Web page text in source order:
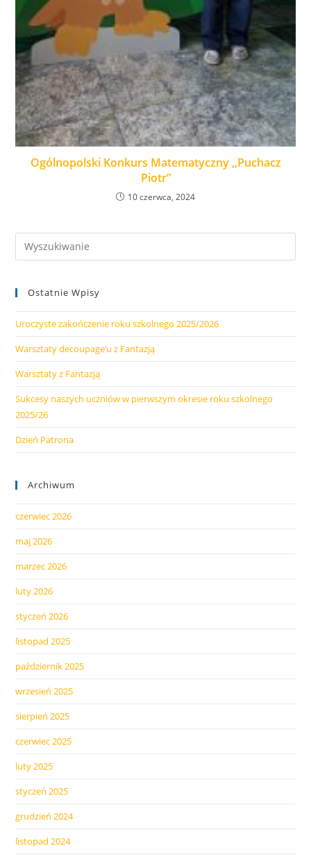
Ogólnopolski Konkurs Matematyczny ,,Puchacz
Piotr”
10 czerwca, 2024
Ostatnie Wpisy
Uroczyste zakończenie roku szkolnego 2025/2026
Warsztaty decoupage’u z Fantazją
Warsztaty z Fantazją
Sukcesy naszych uczniów w pierwszym okresie roku szkolnego
2025/26
Dzień Patrona
Archiwum
czerwiec 2026
maj 2026
marzec 2026
luty 2026
styczeń 2026
listopad 2025
październik 2025
wrzesień 2025
sierpień 2025
czerwiec 2025
luty 2025
styczeń 2025
grudzień 2024
listopad 2024